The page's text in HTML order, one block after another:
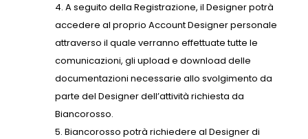
A seguito della Registrazione, il Designer potrà
accedere al proprio Account Designer personale
attraverso il quale verranno effettuate tutte le
comunicazioni, gli upload e download delle
documentazioni necessarie allo svolgimento da
parte del Designer dell’attività richiesta da
Biancorosso.
Biancorosso potrà richiedere al Designer di